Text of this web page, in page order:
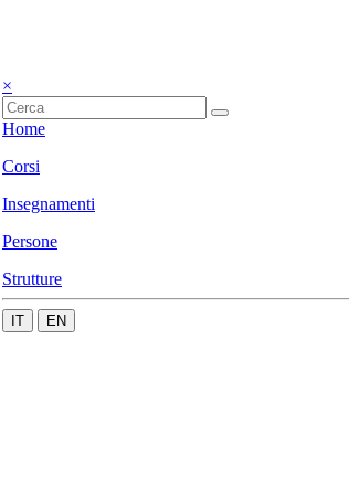
×
Home
Corsi
Insegnamenti
Persone
Strutture
IT EN